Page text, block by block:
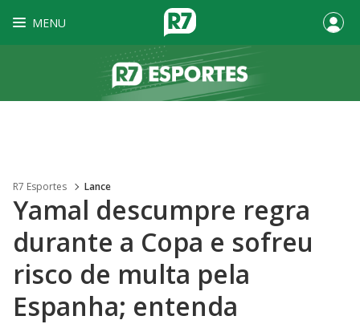
MENU
R7 Esportes Lance
Yamal descumpre regra
durante a Copa e sofreu
risco de multa pela
Espanha; entenda